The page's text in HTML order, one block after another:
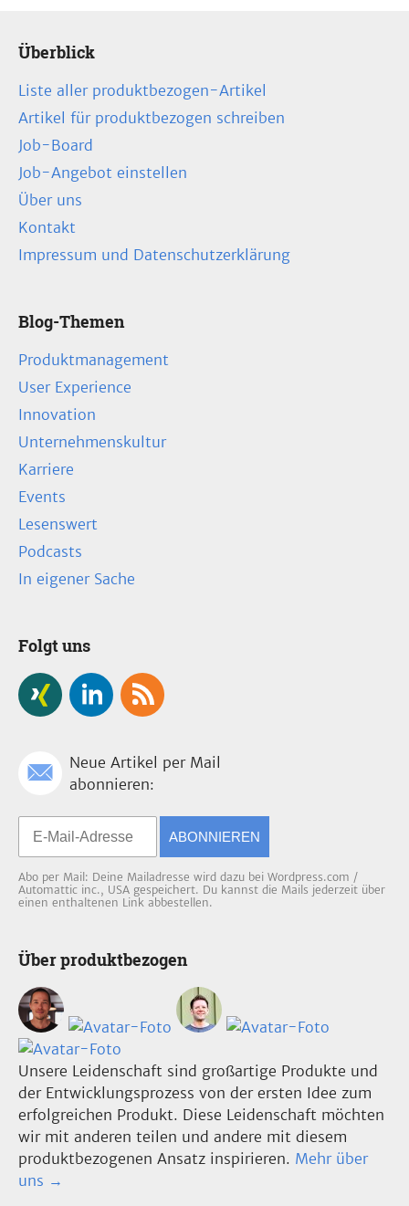
Überblick
Liste aller produktbezogen-Artikel
Artikel für produktbezogen schreiben
Job-Board
Job-Angebot einstellen
Über uns
Kontakt
Impressum und Datenschutzerklärung
Blog-Themen
Produktmanagement
User Experience
Innovation
Unternehmenskultur
Karriere
Events
Lesenswert
Podcasts
In eigener Sache
Folgt uns
Neue Artikel per Mail
abonnieren:
ABONNIEREN
Abo per Mail: Deine Mailadresse wird dazu bei Wordpress.com /
Automattic inc., USA gespeichert. Du kannst die Mails jederzeit über
einen enthaltenen Link abbestellen.
Über produktbezogen
Unsere Leidenschaft sind großartige Produkte und
der Entwicklungsprozess von der ersten Idee zum
erfolgreichen Produkt. Diese Leidenschaft möchten
wir mit anderen teilen und andere mit diesem
produktbezogenen Ansatz inspirieren. Mehr über
uns →